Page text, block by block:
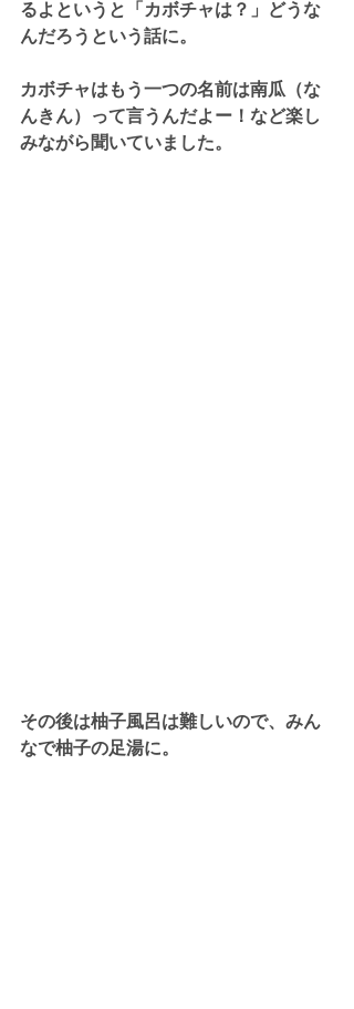
るよというと「カボチャは？」どうな
んだろうという話に。
カボチャはもう一つの名前は南瓜（な
んきん）って言うんだよー！など楽し
みながら聞いていました。
その後は柚子風呂は難しいので、みん
なで柚子の足湯に。